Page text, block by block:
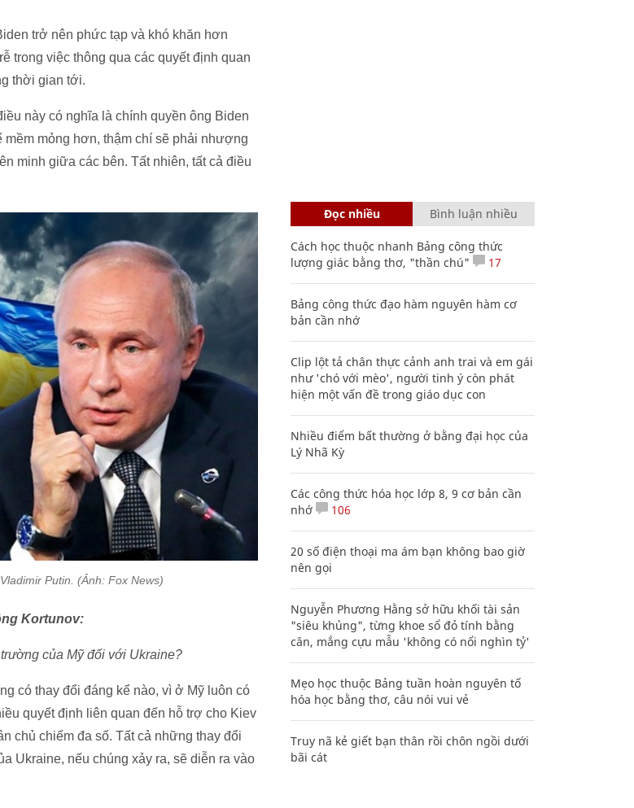
trở nên phức tạp và khó khăn hơn
trong việc thông qua các quyết định quan
thời gian tới.
này có nghĩa là chính quyền ông Biden
mỏng hơn, thậm chí sẽ phải nhượng
minh giữa các bên. Tất nhiên, tất cả điều
Putin. (Ảnh: Fox News)
Kortunov:
của Mỹ đối với Ukraine?
có thay đổi đáng kể nào, vì ở Mỹ luôn có
quyết định liên quan đến hỗ trợ cho Kiev
chủ chiếm đa số. Tất cả những thay đổi
Ukraine, nếu chúng xảy ra, sẽ diễn ra vào
Đọc nhiều Bình luận nhiều
Cách học thuộc nhanh Bảng công thức
lượng giác bằng thơ, "thần chú"
17
Bảng công thức đạo hàm nguyên hàm cơ
bản cần nhớ
Clip lột tả chân thực cảnh anh trai và em gái
như 'chó với mèo', người tinh ý còn phát
hiện một vấn đề trong giáo dục con
Nhiều điểm bất thường ở bằng đại học của
Lý Nhã Kỳ
Các công thức hóa học lớp 8, 9 cơ bản cần
nhớ
106
20 số điện thoại ma ám bạn không bao giờ
nên gọi
Nguyễn Phương Hằng sở hữu khối tài sản
"siêu khủng", từng khoe sổ đỏ tính bằng
cân, mắng cựu mẫu 'không có nổi nghìn tỷ'
Mẹo học thuộc Bảng tuần hoàn nguyên tố
hóa học bằng thơ, câu nói vui vẻ
Truy nã kẻ giết bạn thân rồi chôn ngồi dưới
bãi cát